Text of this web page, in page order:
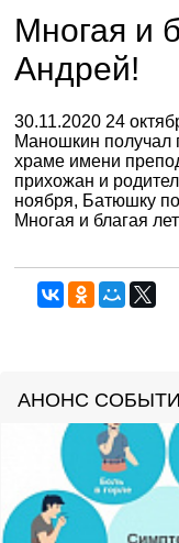
Многая и
Андрей!
30.11.2020 24
Маношкин получал
храме имени
прихожан и
ноября, Батюшку
Многая и благая
АНОНС